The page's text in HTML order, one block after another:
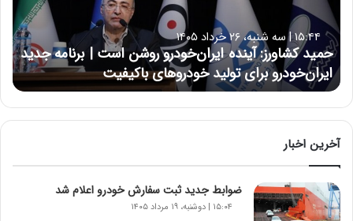
ش
ا
و
ر
ز
:
آ
ی
ن
ا
ی
۱۵:۴۴ | سه شنبه، ۲۶ خرداد ۱۴۰۵
حمید کشاورز: آینده ایران‌خودرو روشن است | برنامه جدید
ایران‌خودرو برای تولید خودروهای باکیفیت
آخرین اخبار
ضوابط جدید ثبت سفارش خودرو اعلام شد
۱۵:۰۴ | دوشنبه، ۱۹ مرداد ۱۴۰۵